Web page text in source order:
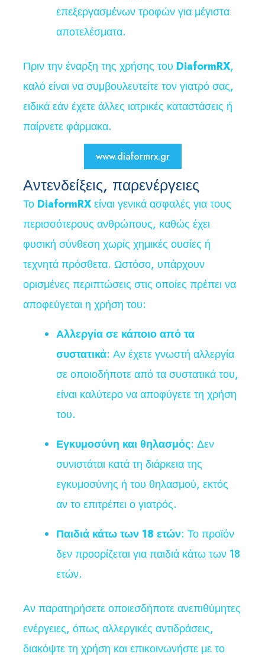
επεξεργασμένων τροφών για μέγιστα
αποτελέσματα.
Πριν την έναρξη της χρήσης του DiaformRX,
καλό είναι να συμβουλευτείτε τον γιατρό σας,
ειδικά εάν έχετε άλλες ιατρικές καταστάσεις ή
παίρνετε φάρμακα.
www.diaformrx.gr
Αντενδείξεις, παρενέργειες
Το DiaformRXείναι γενικά ασφαλές για τους
περισσότερους ανθρώπους, καθώς έχει
φυσική σύνθεση χωρίς χημικές ουσίες ή
τεχνητά πρόσθετα. Ωστόσο, υπάρχουν
ορισμένες περιπτώσεις στις οποίες πρέπει να
αποφεύγεται η χρήση του:
Αλλεργία σε κάποιο από τα
συστατικά: Αν έχετε γνωστή αλλεργία
σε οποιοδήποτε από τα συστατικά του,
είναι καλύτερο να αποφύγετε τη χρήση
του.
Εγκυμοσύνη και θηλασμός: Δεν
συνιστάται κατά τη διάρκεια της
εγκυμοσύνης ή του θηλασμού, εκτός
αν το επιτρέπει ο γιατρός.
Παιδιά κάτω των 18 ετών: Το προϊόν
δεν προορίζεται για παιδιά κάτω των 18
ετών.
Αν παρατηρήσετε οποιεσδήποτε ανεπιθύμητες
ενέργειες, όπως αλλεργικές αντιδράσεις,
διακόψτε τη χρήση και επικοινωνήστε με το